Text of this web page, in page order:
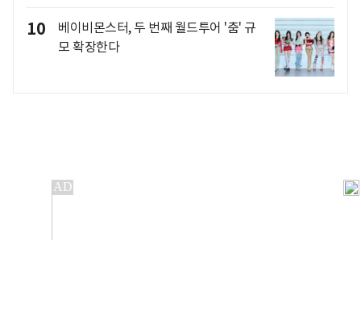
10
베이비몬스터, 두 번째 월드투어 '춤' 규
모 확장한다